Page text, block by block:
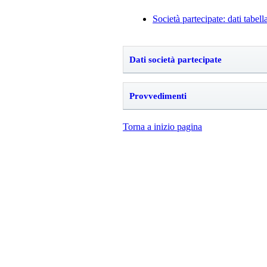
Società partecipate: dati
Dati società partecipate
Provvedimenti
Torna a inizio pagina